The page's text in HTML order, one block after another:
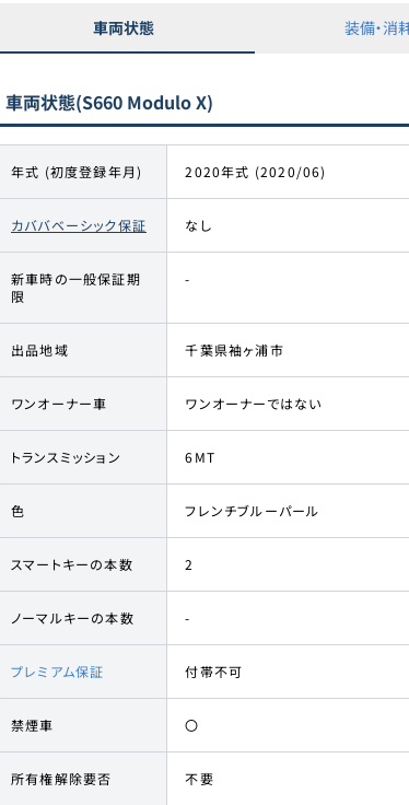
車両状態 装備・消
車両状態(S660 Modulo X)
年式 (初度登録年月) 2020年式 (2020/06)
カババベーシック保証 なし
新車時の一般保証期
限
-
出品地域 千葉県袖ヶ浦市
ワンオーナー車 ワンオーナーではない
トランスミッション 6MT
色 フレンチブルーパール
スマートキーの本数 2
ノーマルキーの本数 -
プレミアム保証 付帯不可
禁煙車 〇
所有権解除要否 不要